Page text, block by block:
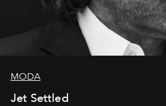
MODA
Jet Settled